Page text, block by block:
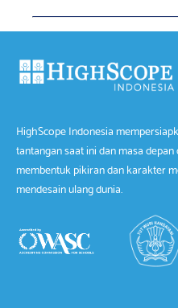
HighScope Indonesia
tantangan saat ini dan masa
membentuk pikiran dan karakter
mendesain ulang dunia.